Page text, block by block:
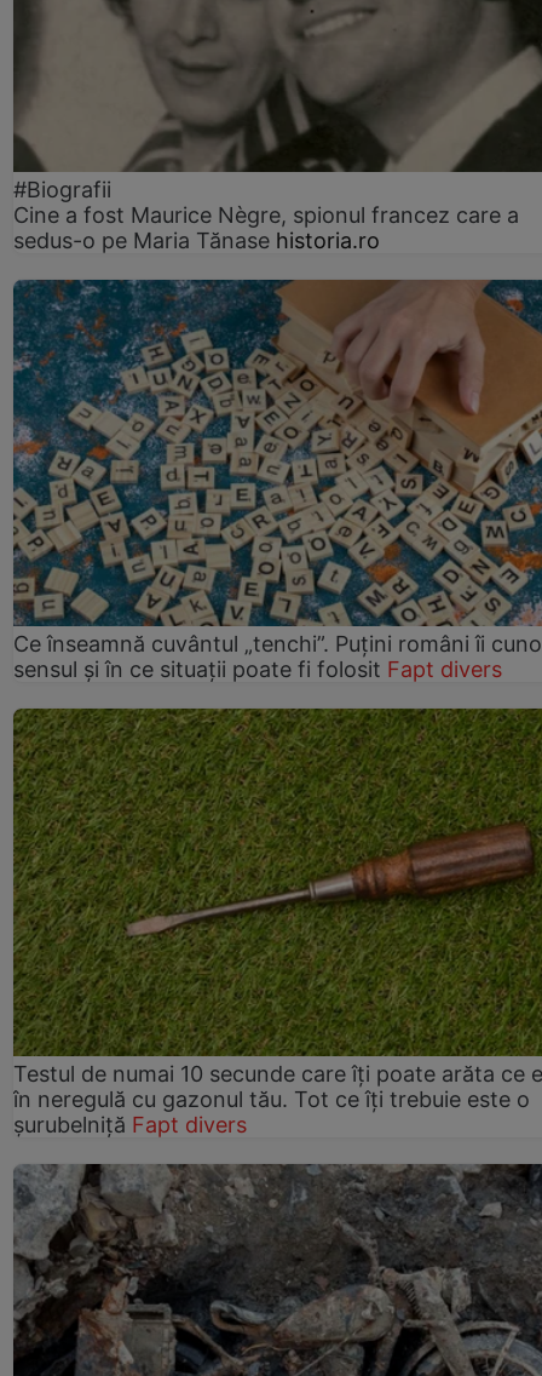
#Biografii
Cine a fost Maurice Nègre, spionul francez care a
sedus-o pe Maria Tănase historia.ro
Ce înseamnă cuvântul „tenchi”. Puțini români îi
sensul și în ce situații poate fi folosit Fapt divers
Testul de numai 10 secunde care îți poate arăta ce
în neregulă cu gazonul tău. Tot ce îți trebuie este o
șurubelniță Fapt divers